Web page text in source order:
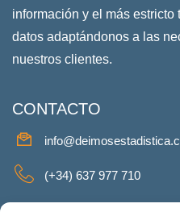
información y el más estricto
datos adaptándonos a las
nuestros clientes.
CONTACTO
(+34) 637 977 710